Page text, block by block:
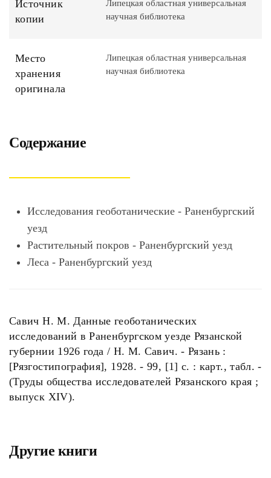
Источник
копии
Липецкая областная универсальная
научная библиотека
Место
хранения
оригинала
Липецкая областная универсальная
научная библиотека
Содержание
Исследования геоботанические - Раненбургский
уезд
Растительный покров - Раненбургский уезд
Леса - Раненбургский уезд
Савич Н. М. Данные геоботанических
исследований в Раненбургском уезде Рязанской
губернии 1926 года / Н. М. Савич. - Рязань :
[Рязгостипография], 1928. - 99, [1] с. : карт., табл. -
(Труды общества исследователей Рязанского края ;
выпуск ХIV).
Другие книги